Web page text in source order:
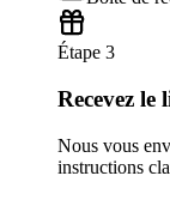
Étape 3
Recevez le
Nous vous
instructions